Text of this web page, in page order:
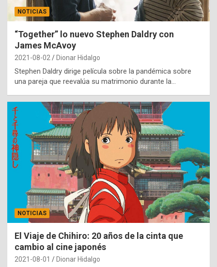
NOTICIAS
“Together” lo nuevo Stephen Daldry con
James McAvoy
2021-08-02 Dionar Hidalgo
Stephen Daldry dirige película sobre la pandémica sobre
una pareja que reevalúa su matrimonio durante la…
NOTICIAS
El Viaje de Chihiro: 20 años de la cinta que
cambio al cine japonés
2021-08-01 Dionar Hidalgo